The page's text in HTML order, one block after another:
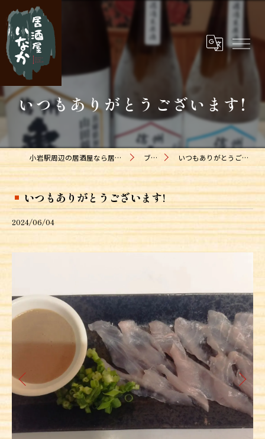
いつもありがとうございます!
小岩駅周辺の居酒屋なら居酒屋いなか ブログ いつもありがとうございます!
いつもありがとうございます!
2024/06/04